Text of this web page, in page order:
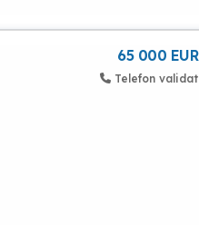
65 000 EUR
Telefon validat